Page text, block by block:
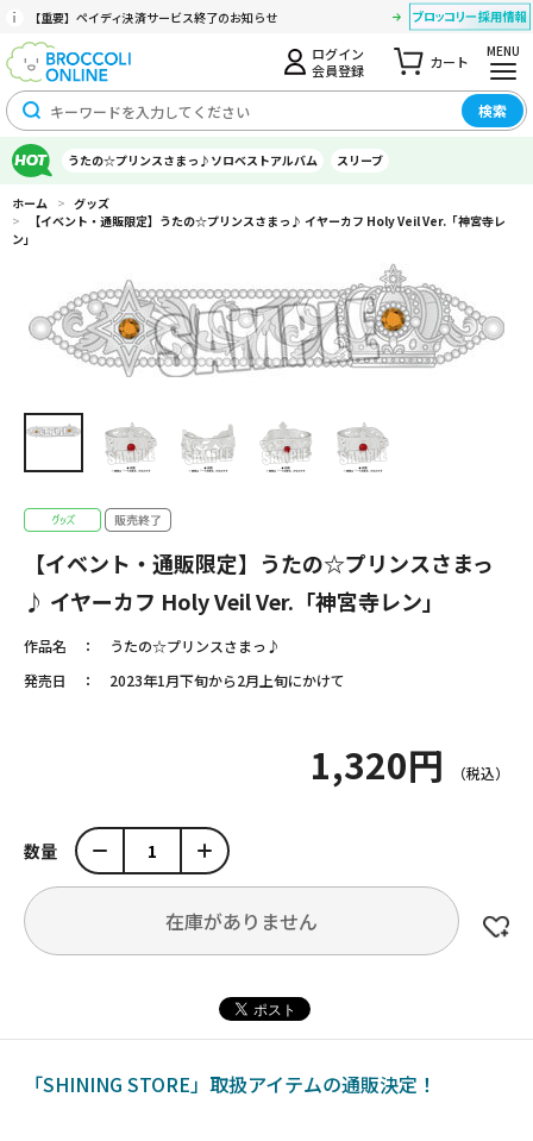
【重要】ペイディ決済サービス終了のお知らせ
ログイン
会員登録
カート
MENU
検索
うたの☆プリンスさまっ♪ソロベストアルバム スリーブ
ホーム > グッズ
>
【イベント・通販限定】うたの☆プリンスさまっ♪ イヤーカフ Holy Veil Ver.「神宮寺レ
ン」
【イベント・通販限定】うたの☆プリンスさまっ
♪ イヤーカフ Holy Veil Ver.「神宮寺レン」
作品名
うたの☆プリンスさまっ♪
発売日
2023年1月下旬から2月上旬にかけて
1,320円
数量
在庫がありません
「SHINING STORE」取扱アイテムの通販決定！